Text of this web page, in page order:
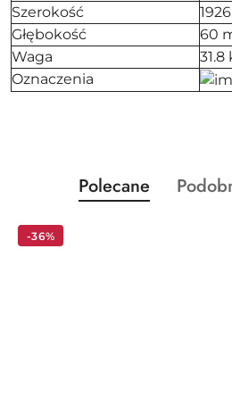
Szerokość
Głębokość
60
Waga
31.8
Oznaczenia
Pomiń karuzelę
Produkty
o
Polecane
-36%